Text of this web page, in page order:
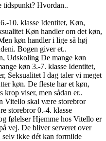
Hvordan..
6.-10. klasse Identitet, Køn,
Køn handler om det køn,
køn handler i lige så høj
Bogen giver et..
Udskoling De mange køn
køn 3.-7. klasse Identitet,
Seksualitet I dag taler vi meget
køn. De fleste har et køn,
krop viser, men sådan er..
Vitello skal være storebror
storebror 0.-4. klasse
følelser Hjemme hos Vitello er
vej. De bliver serveret over
selv ikke dét kan formilde